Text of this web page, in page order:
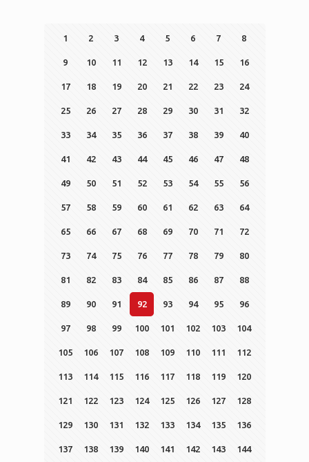
1 2 3 4 5 6 7 8
9 10 11 12 13 14 15 16
17 18 19 20 21 22 23 24
25 26 27 28 29 30 31 32
33 34 35 36 37 38 39 40
41 42 43 44 45 46 47 48
49 50 51 52 53 54 55 56
57 58 59 60 61 62 63 64
65 66 67 68 69 70 71 72
73 74 75 76 77 78 79 80
81 82 83 84 85 86 87 88
89 90 91 92 93 94 95 96
97 98 99 100 101 102 103 104
105 106 107 108 109 110 111 112
113 114 115 116 117 118 119 120
121 122 123 124 125 126 127 128
129 130 131 132 133 134 135 136
137 138 139 140 141 142 143 144